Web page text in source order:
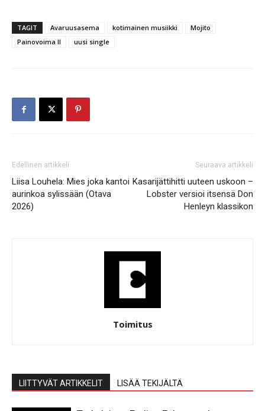
TAGIT Avaruusasema kotimainen musiikki
Mojito
Painovoima II
uusi single
Edellinen artikkeli
Liisa Louhela: Mies joka kantoi
aurinkoa sylissään (Otava
2026)
Seuraava artikkeli
Kasarijättihitti uuteen uskoon –
Lobster versioi itsensä Don
Henleyn klassikon
Toimitus
LIITTYVÄT ARTIKKELIT LISÄÄ TEKIJÄLTÄ